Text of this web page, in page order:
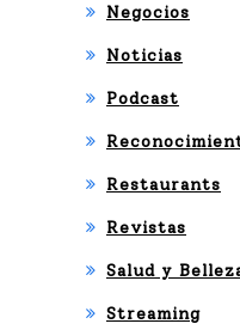
Negocios
Noticias
Podcast
Restaurants
Revistas
Salud y
Streaming